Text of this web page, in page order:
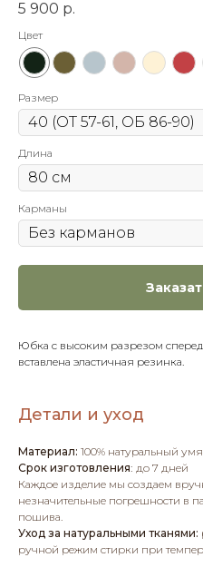
5 900 р.
Цвет
Размер
Длина
Карманы
Юбка с высоким разрезом
вставлена эластичная резинка.
Детали и уход
Материал: 100% натуральный
Срок изготовления: до 7 дней
Каждое изделие мы создаем
незначительные погрешности в
пошива.
Уход за натуральными тканями:
ручной режим стирки при